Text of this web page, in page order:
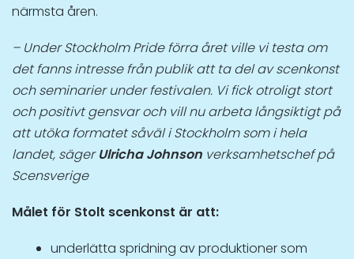
närmsta åren.
– Under Stockholm Pride förra året ville vi testa om
det fanns intresse från publik att ta del av scenkonst
och seminarier under festivalen. Vi fick otroligt stort
och positivt gensvar och vill nu arbeta långsiktigt på
att utöka formatet såväl i Stockholm som i hela
landet, sägerUlricha Johnson verksamhetschef på
Scensverige
Målet för Stolt scenkonst är att:
underlätta spridning av produktioner som